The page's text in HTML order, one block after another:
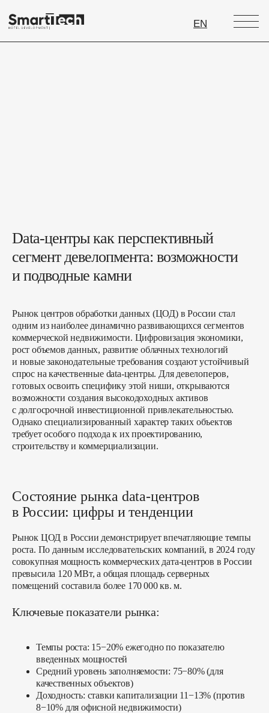
Data-центры как перспективный
сегмент девелопмента: возможности
и подводные камни
Рынок центров обработки данных (ЦОД) в России стал
одним из наиболее динамично развивающихся сегментов
коммерческой недвижимости. Цифровизация экономики,
рост объемов данных, развитие облачных технологий
и новые законодательные требования создают устойчивый
спрос на качественные data-центры. Для девелоперов,
готовых освоить специфику этой ниши, открываются
возможности создания высокодоходных активов
с долгосрочной инвестиционной привлекательностью.
Однако специализированный характер таких объектов
требует особого подхода к их проектированию,
строительству и коммерциализации.
Состояние рынка data-центров
в России: цифры и тенденции
Рынок ЦОД в России демонстрирует впечатляющие темпы
роста. По данным исследовательских компаний, в 2024 году
совокупная мощность коммерческих дата-центров в России
превысила 120 МВт, а общая площадь серверных
помещений составила более 170 000 кв. м.
Ключевые показатели рынка:
Темпы роста: 15−20% ежегодно по показателю
введенных мощностей
Средний уровень заполняемости: 75−80% (для
качественных объектов)
Доходность: ставки капитализации 11−13% (против
8−10% для офисной недвижимости)